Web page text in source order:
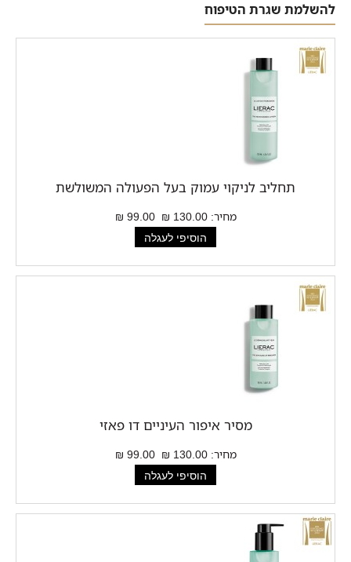
להשלמת שגרת הטיפוח
תחליב לניקוי עמוק בעל הפעולה המשולשת
מחיר:130.00 ₪
99.00 ₪
מסיר איפור העיניים דו פאזי
מחיר:130.00 ₪
99.00 ₪